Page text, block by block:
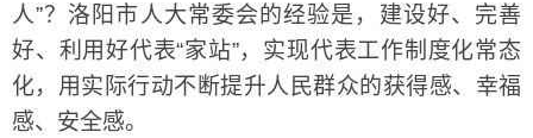
人”？洛阳市人大常委会的经验是，建设好、完善
好、利用好代表“家站”，实现代表工作制度化常态
化，用实际行动不断提升人民群众的获得感、幸福
感、安全感。